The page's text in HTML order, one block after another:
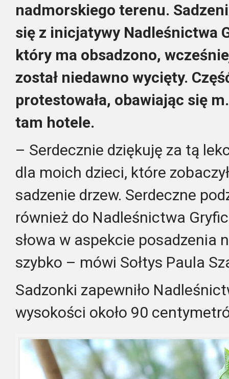
nadmorskiego terenu.
się z inicjatywy Nadleśnictwa
który ma obsadzono,
został niedawno wycięty.
protestowała, obawiając się
tam hotele.
– Serdecznie dziękuję za tą
dla moich dzieci, które
sadzenie drzew. Serdeczne
również do Nadleśnictwa
słowa w aspekcie posadzenia
szybko – mówi Sołtys Paula
Sadzonki zapewniło
wysokości około 90